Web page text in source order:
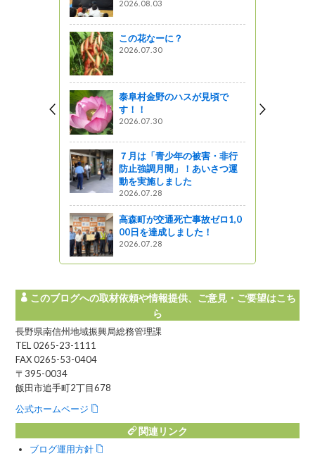
2026.08.03
この花なーに？
2026.07.30
泰阜村金野のハスが見頃で
す！！
2026.07.30
７月は「青少年の被害・非行
防止強調月間」！あいさつ運
動を実施しました
2026.07.28
高森町が交通死亡事故ゼロ1,0
00日を達成しました！
2026.07.28
このブログへの取材依頼や情報提供、ご意見・ご要望はこち
ら
長野県南信州地域振興局総務管理課
TEL 0265-23-1111
FAX 0265-53-0404
〒395-0034
飯田市追手町2丁目678
公式ホームページ
関連リンク
ブログ運用方針